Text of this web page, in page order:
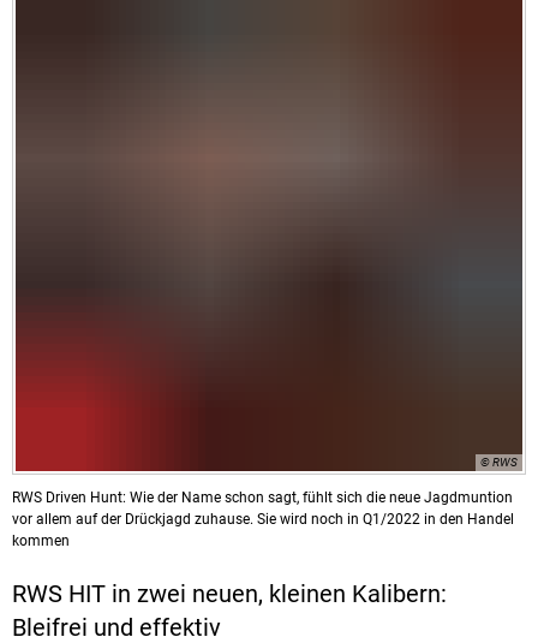
© RWS
RWS Driven Hunt: Wie der Name schon sagt, fühlt sich die neue Jagdmuntion
vor allem auf der Drückjagd zuhause. Sie wird noch in Q1/2022 in den Handel
kommen
RWS HIT in zwei neuen, kleinen Kalibern:
Bleifrei und effektiv